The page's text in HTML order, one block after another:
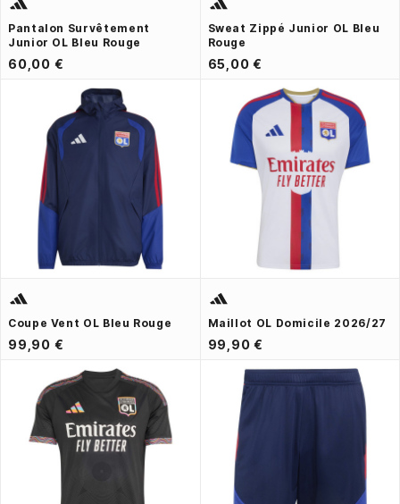
Pantalon Survêtement
Junior OL Bleu Rouge
60,00 €
Sweat Zippé Junior OL Bleu
Rouge
65,00 €
Coupe Vent OL Bleu Rouge
99,90 €
Maillot OL Domicile 2026/27
99,90 €